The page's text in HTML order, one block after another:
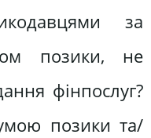
за
позики, не
фінпослуг?
позики та/